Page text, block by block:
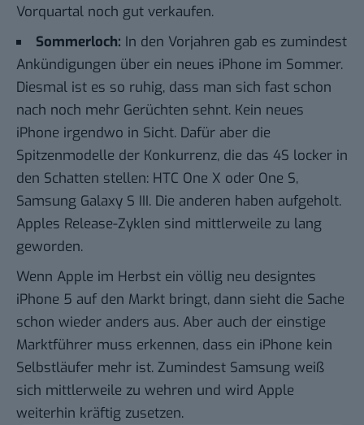
Vorquartal noch gut verkaufen.
Sommerloch: In den Vorjahren gab es zumindest
Ankündigungen über ein neues iPhone im Sommer.
Diesmal ist es so ruhig, dass man sich fast schon
nach noch mehr Gerüchten sehnt. Kein neues
iPhone irgendwo in Sicht. Dafür aber die
Spitzenmodelle der Konkurrenz, die das 4S locker in
den Schatten stellen: HTC One X oder One S,
Samsung Galaxy S III. Die anderen haben aufgeholt.
Apples Release-Zyklen sind mittlerweile zu lang
geworden.
Wenn Apple im Herbst ein völlig neu designtes
iPhone 5 auf den Markt bringt, dann sieht die Sache
schon wieder anders aus. Aber auch der einstige
Marktführer muss erkennen, dass ein iPhone kein
Selbstläufer mehr ist. Zumindest Samsung weiß
sich mittlerweile zu wehren und wird Apple
weiterhin kräftig zusetzen.